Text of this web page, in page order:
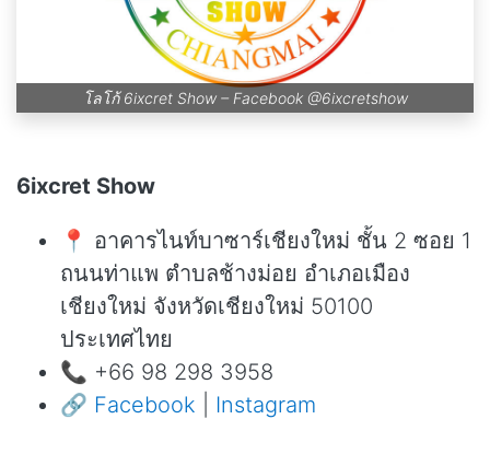
โลโก้ 6ixcret Show – Facebook @6ixcretshow
6ixcret Show
📍 อาคารไนท์บาซาร์เชียงใหม่ ชั้น 2 ซอย 1
ถนนท่าแพ ตำบลช้างม่อย อำเภอเมือง
เชียงใหม่ จังหวัดเชียงใหม่ 50100
ประเทศไทย
📞 +66 98 298 3958
🔗 Facebook Instagram